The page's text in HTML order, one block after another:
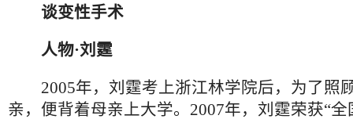
谈变性手术
人物·刘霆
2005年，刘霆考上浙江林学院后，为了照
亲，便背着母亲上大学。2007年，刘霆荣获“全